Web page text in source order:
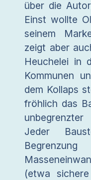
über die
Einst wollte
seinem
zeigt aber
Heuchelei in
Kommunen
dem Kollaps
fröhlich das
Jeder
(etwa